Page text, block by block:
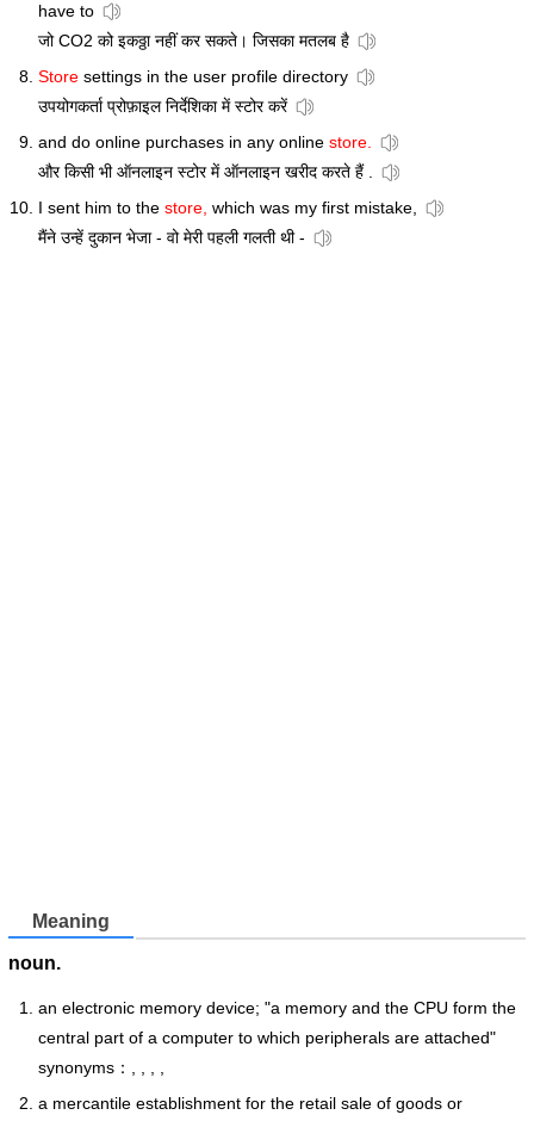
have to
जो CO2 को इकठ्ठा नहीं कर सकते। जिसका मतलब है
Store settings in the user profile directory
उपयोगकर्ता प्रोफ़ाइल निर्देशिका में स्टोर करें
and do online purchases in any online store.
और किसी भी ऑनलाइन स्टोर में ऑनलाइन खरीद करते हैं .
I sent him to the store, which was my first mistake,
मैंने उन्हें दुकान भेजा - वो मेरी पहली गलती थी -
Meaning
noun.
an electronic memory device; "a memory and the CPU form the
central part of a computer to which peripherals are attached"
synonyms：, , , ,
a mercantile establishment for the retail sale of goods or